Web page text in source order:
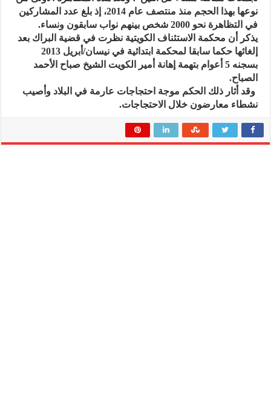
نوعها بهذا الحجم منذ منتصف عام 2014، إذ بلغ عدد المشاركين
في التظاهرة نحو 2000 شخص بينهم نواب سابقون ونساء.
يذكر أن محكمة الاستئناف الكويتية نظرت في قضية البراك بعد
إلغائها حكما سابقا لمحكمة ابتدائية في نيسان/أبريل 2013
بسجنه 5 أعوام بتهمة إهانة أمير الكويت الشيخ صباح الأحمد
الصباح.
وقد أثار ذلك الحكم موجة احتجاجات عارمة في البلاد وأصيب
نشطاء معارضون خلال الاحتجاجات.